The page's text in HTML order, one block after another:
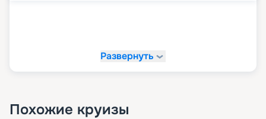
Развернуть
Похожие круизы